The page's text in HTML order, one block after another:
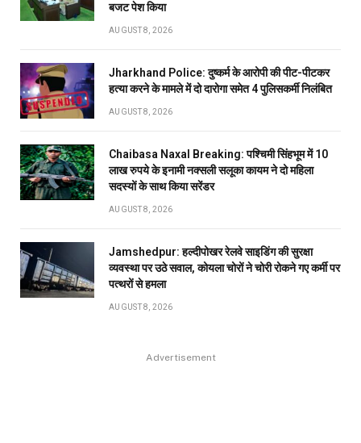
बजट पेश किया
AUGUST 8, 2026
Jharkhand Police: दुष्कर्म के आरोपी की पीट-पीटकर
हत्या करने के मामले में दो दारोगा समेत 4 पुलिसकर्मी निलंबित
AUGUST 8, 2026
Chaibasa Naxal Breaking: पश्चिमी सिंहभूम में 10
लाख रुपये के इनामी नक्सली सलूका कायम ने दो महिला
सदस्यों के साथ किया सरेंडर
AUGUST 8, 2026
Jamshedpur: हल्दीपोखर रेलवे साइडिंग की सुरक्षा
व्यवस्था पर उठे सवाल, कोयला चोरों ने चोरी रोकने गए कर्मी पर
पत्थरों से हमला
AUGUST 8, 2026
Advertisement